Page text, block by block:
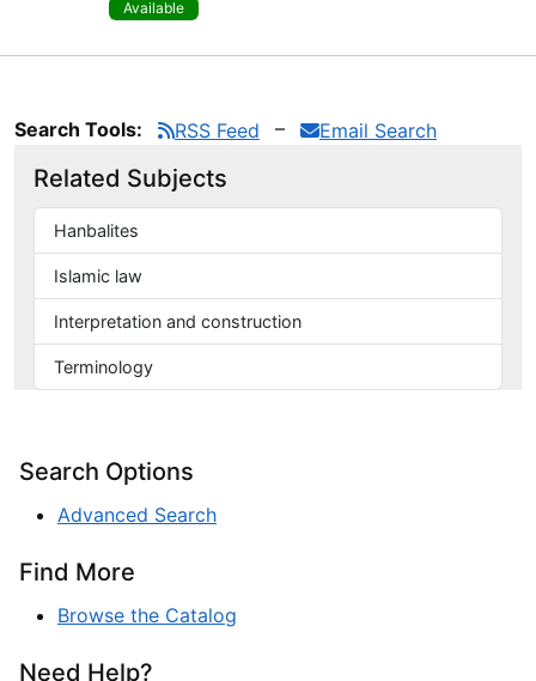
Available
Search Tools: RSS Feed Email Search
Related Subjects
Hanbalites
Islamic law
Interpretation and construction
Terminology
Search Options
Advanced Search
Find More
Browse the Catalog
Need Help?